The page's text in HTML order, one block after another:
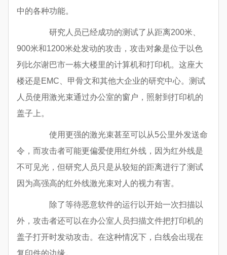
中的各种功能。
研究人员已经成功的测试了从距离200米、
900米和1200米处发动的攻击，攻击对象是位于以色
列比尔谢巴市一栋大楼里的计算机和打印机。这座大
楼还是EMC、甲骨文和其他大企业的研究中心。测试
人员使用激光束通过办公室的窗户，照射到打印机的
盖子上。
使用更强的激光束甚至可以从5公里外发送命
令，而攻击者可能更偏爱使用红外线，因为红外线是
不可见光，但研究人员只是从较短的距离进行了测试
因为高强高的红外线激光束对人的视力有害。
除了等待恶意软件的运行以开始一次扫描以
外，攻击者还可以在办公室人员扫描文件把打印机的
盖子打开时发动攻击。在这种情况下，白线会出现在